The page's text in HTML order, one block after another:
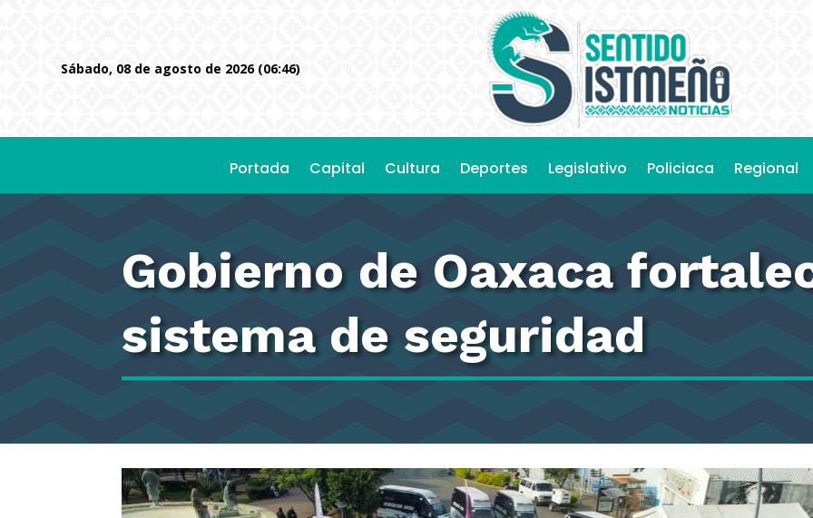
sábado, 08 de agosto de 2026 (06:46)
Portada Capital Cultura Deportes Legislativo Policiaca Regional
Gobierno de Oaxaca
sistema de seguridad